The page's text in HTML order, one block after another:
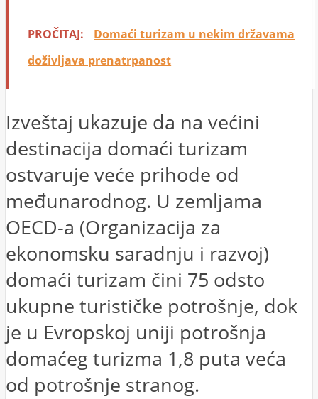
PROČITAJ:
Domaći turizam u nekim državama
doživljava prenatrpanost
Izveštaj ukazuje da na većini
destinacija domaći turizam
ostvaruje veće prihode od
međunarodnog. U zemljama
OECD-a (Organizacija za
ekonomsku saradnju i razvoj)
domaći turizam čini 75 odsto
ukupne turističke potrošnje, dok
je u Evropskoj uniji potrošnja
domaćeg turizma 1,8 puta veća
od potrošnje stranog.